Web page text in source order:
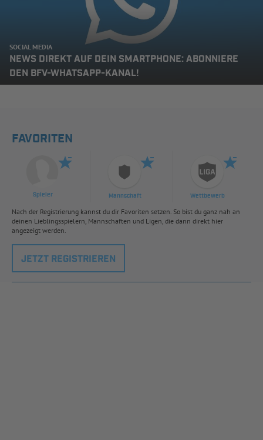
SOCIAL MEDIA
NEWS DIREKT AUF DEIN SMARTPHONE: ABONNIERE
DEN BFV-WHATSAPP-KANAL!
FAVORITEN
Spieler Mannschaft Wettbewerb
Nach der Registrierung kannst du dir Favoriten setzen. So bist du ganz nah an
deinen Lieblingsspielern, Mannschaften und Ligen, die dann direkt hier
angezeigt werden.
JETZT REGISTRIEREN